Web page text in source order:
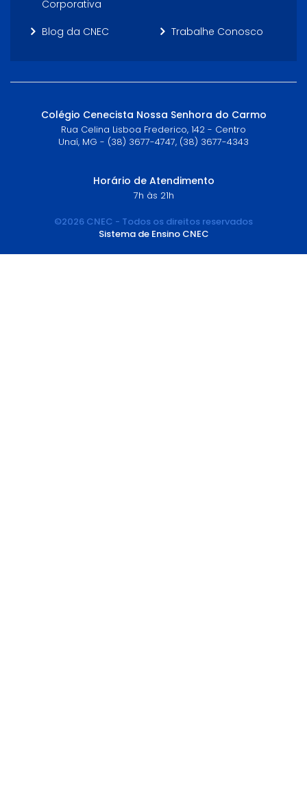
Corporativa
Blog da CNEC
Trabalhe Conosco
Colégio Cenecista Nossa Senhora do Carmo
Rua Celina Lisboa Frederico, 142 - Centro
Unaí, MG - (38) 3677-4747, (38) 3677-4343
Horário de Atendimento
7h às 21h
©2026 CNEC - Todos os direitos reservados
Sistema de Ensino CNEC